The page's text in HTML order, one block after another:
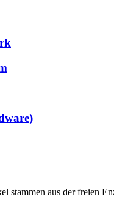
stammen aus der freien